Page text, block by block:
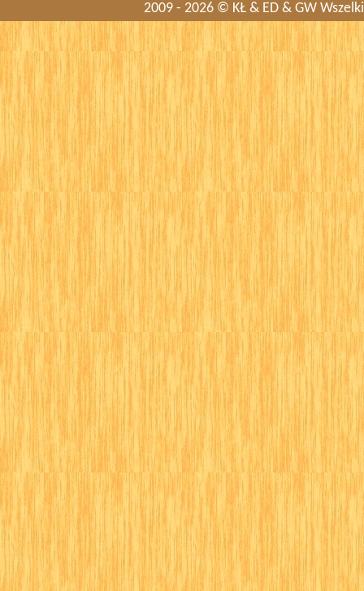
2009 - 2026 © KŁ & ED & GW